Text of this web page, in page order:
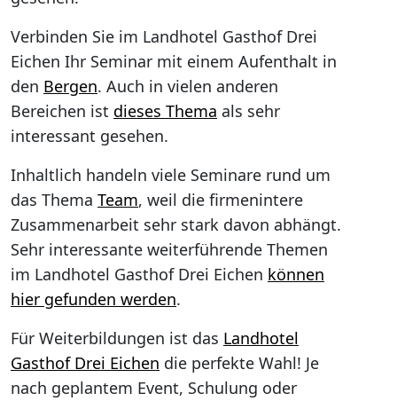
Verbinden Sie im Landhotel Gasthof Drei
Eichen Ihr Seminar mit einem Aufenthalt in
den Bergen. Auch in vielen anderen
Bereichen ist dieses Thema als sehr
interessant gesehen.
Inhaltlich handeln viele Seminare rund um
das Thema Team, weil die firmenintere
Zusammenarbeit sehr stark davon abhängt.
Sehr interessante weiterführende Themen
im Landhotel Gasthof Drei Eichen können
hier gefunden werden.
Für Weiterbildungen ist das Landhotel
Gasthof Drei Eichen die perfekte Wahl! Je
nach geplantem Event, Schulung oder